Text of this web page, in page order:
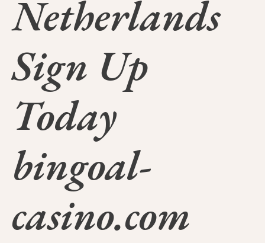
Netherlands
Sign Up
Today
bingoal-
casino.com